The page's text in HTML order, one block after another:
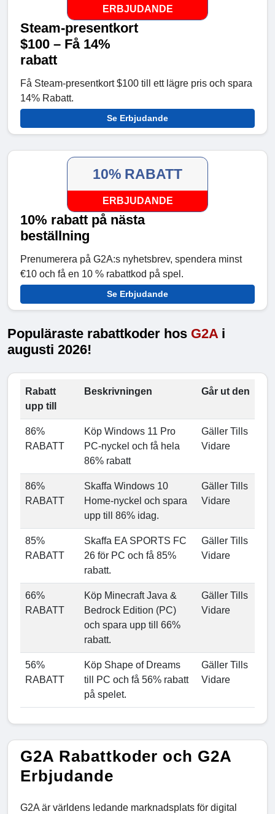
ERBJUDANDE
Steam-presentkort
$100 – Få 14%
rabatt
Få Steam-presentkort $100 till ett lägre pris och spara
14% Rabatt.
Se Erbjudande
10% RABATT
ERBJUDANDE
10% rabatt på nästa
beställning
Prenumerera på G2A:s nyhetsbrev, spendera minst
€10 och få en 10 % rabattkod på spel.
Se Erbjudande
Populäraste rabattkoder hos G2Ai
augusti 2026!
Rabatt
upp till
Beskrivningen Går ut den
86%
RABATT
Köp Windows 11 Pro
PC-nyckel och få hela
86% rabatt
Gäller Tills
Vidare
86%
RABATT
Skaffa Windows 10
Home-nyckel och spara
upp till 86% idag.
Gäller Tills
Vidare
85%
RABATT
Skaffa EA SPORTS FC
26 för PC och få 85%
rabatt.
Gäller Tills
Vidare
66%
RABATT
Köp Minecraft Java &
Bedrock Edition (PC)
och spara upp till 66%
rabatt.
Gäller Tills
Vidare
56%
RABATT
Köp Shape of Dreams
till PC och få 56% rabatt
på spelet.
Gäller Tills
Vidare
G2A Rabattkoder och G2A
Erbjudande
G2A är världens ledande marknadsplats för digital